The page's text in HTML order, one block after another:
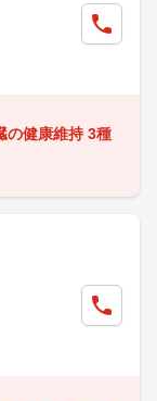
の健康維持 3種